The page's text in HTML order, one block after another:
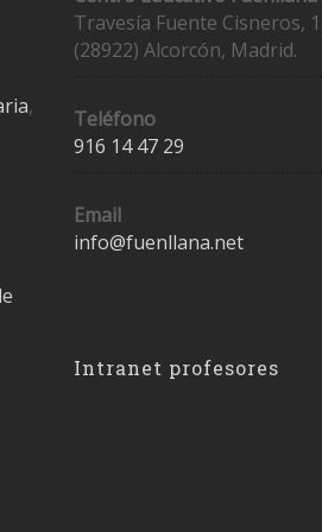
,
Travesía Fuente Cisneros,
(28922) Alcorcón, Madrid.
Teléfono
916 14 47 29
Email
info@fuenllana.net
Intranet profesores